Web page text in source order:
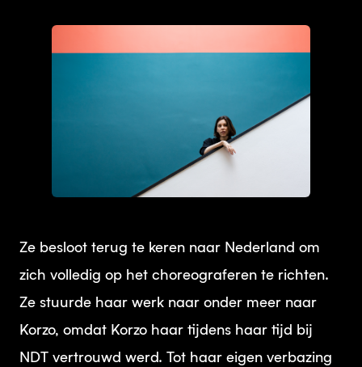
Ze besloot terug te keren naar Nederland om
zich volledig op het choreograferen te richten.
Ze stuurde haar werk naar onder meer naar
Korzo, omdat Korzo haar tijdens haar tijd bij
NDT vertrouwd werd. Tot haar eigen verbazing